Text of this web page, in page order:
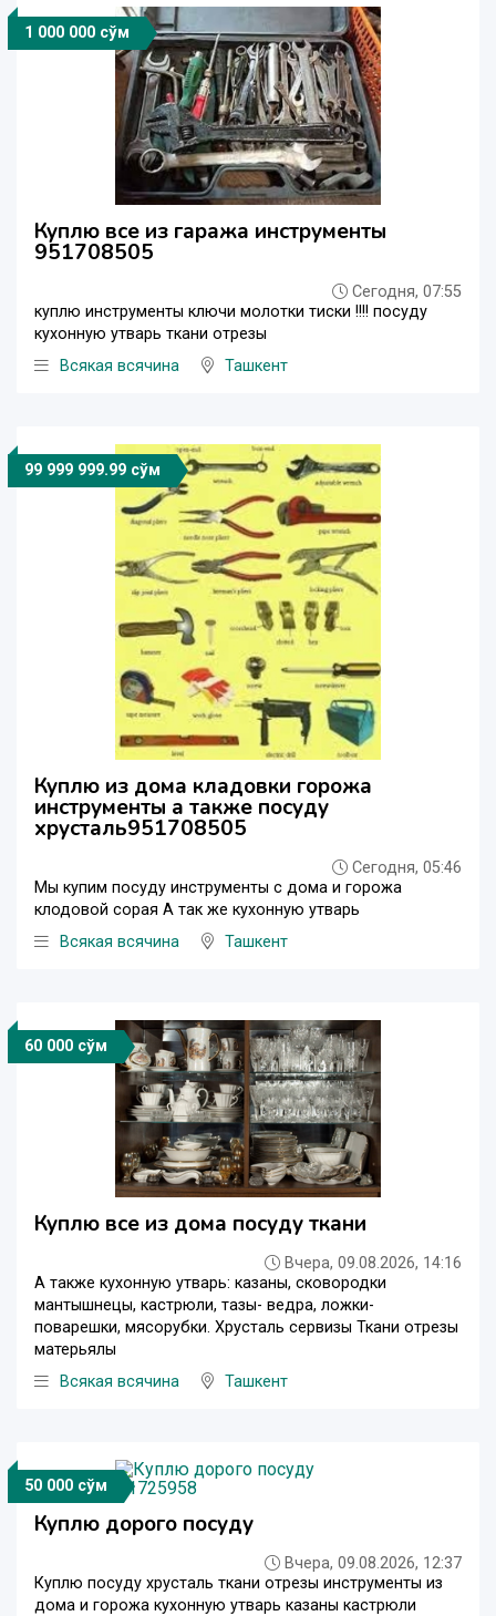
1 000 000 сўм
Куплю все из гаража инструменты
951708505
Сегодня, 07:55
куплю инструменты ключи молотки тиски !!!! посуду
кухонную утварь ткани отрезы
Всякая всячина
Ташкент
99 999 999.99 сўм
Куплю из дома кладовки горожа
инструменты а также посуду
хрусталь951708505
Сегодня, 05:46
Мы купим посуду инструменты с дома и горожа
клодовой сорая А так же кухонную утварь
Всякая всячина
Ташкент
60 000 сўм
Куплю все из дома посуду ткани
Вчера, 09.08.2026, 14:16
А также кухонную утварь: казаны, сковородки
мантышнецы, кастрюли, тазы- ведра, ложки-
поварешки, мясорубки. Хрусталь сервизы Ткани отрезы
матерьялы
Всякая всячина
Ташкент
50 000 сўм
Куплю дорого посуду
Вчера, 09.08.2026, 12:37
Куплю посуду хрусталь ткани отрезы инструменты из
дома и горожа кухонную утварь казаны кастрюли